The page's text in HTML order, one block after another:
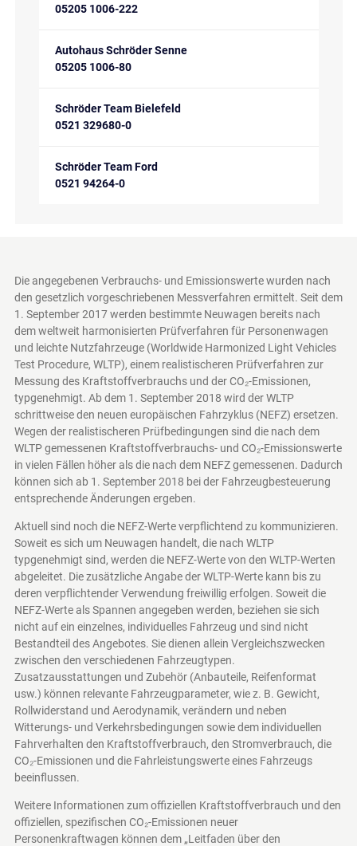
05205 1006-222
Autohaus Schröder Senne
05205 1006-80
Schröder Team Bielefeld
0521 329680-0
Schröder Team Ford
0521 94264-0
Die angegebenen Verbrauchs- und Emissionswerte wurden nach
den gesetzlich vorgeschriebenen Messverfahren ermittelt. Seit dem
1. September 2017 werden bestimmte Neuwagen bereits nach
dem weltweit harmonisierten Prüfverfahren für Personenwagen
und leichte Nutzfahrzeuge (Worldwide Harmonized Light Vehicles
Test Procedure, WLTP), einem realistischeren Prüfverfahren zur
Messung des Kraftstoffverbrauchs und der CO₂-Emissionen,
typgenehmigt. Ab dem 1. September 2018 wird der WLTP
schrittweise den neuen europäischen Fahrzyklus (NEFZ) ersetzen.
Wegen der realistischeren Prüfbedingungen sind die nach dem
WLTP gemessenen Kraftstoffverbrauchs- und CO₂-Emissionswerte
in vielen Fällen höher als die nach dem NEFZ gemessenen. Dadurch
können sich ab 1. September 2018 bei der Fahrzeugbesteuerung
entsprechende Änderungen ergeben.
Aktuell sind noch die NEFZ-Werte verpflichtend zu kommunizieren.
Soweit es sich um Neuwagen handelt, die nach WLTP
typgenehmigt sind, werden die NEFZ-Werte von den WLTP-Werten
abgeleitet. Die zusätzliche Angabe der WLTP-Werte kann bis zu
deren verpflichtender Verwendung freiwillig erfolgen. Soweit die
NEFZ-Werte als Spannen angegeben werden, beziehen sie sich
nicht auf ein einzelnes, individuelles Fahrzeug und sind nicht
Bestandteil des Angebotes. Sie dienen allein Vergleichszwecken
zwischen den verschiedenen Fahrzeugtypen.
Zusatzausstattungen und Zubehör (Anbauteile, Reifenformat
usw.) können relevante Fahrzeugparameter, wie z. B. Gewicht,
Rollwiderstand und Aerodynamik, verändern und neben
Witterungs- und Verkehrsbedingungen sowie dem individuellen
Fahrverhalten den Kraftstoffverbrauch, den Stromverbrauch, die
CO₂-Emissionen und die Fahrleistungswerte eines Fahrzeugs
beeinflussen.
Weitere Informationen zum offiziellen Kraftstoffverbrauch und den
offiziellen, spezifischen CO₂-Emissionen neuer
Personenkraftwagen können dem „Leitfaden über den